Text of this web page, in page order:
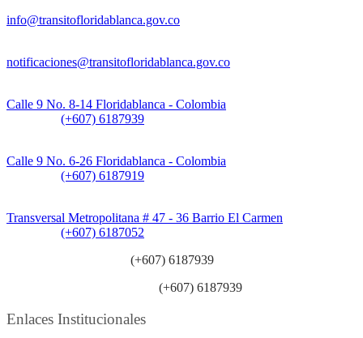
info@transitofloridablanca.gov.co
notificaciones@transitofloridablanca.gov.co
Calle 9 No. 8-14 Floridablanca - Colombia
(+607) 6187939
Calle 9 No. 6-26 Floridablanca - Colombia
(+607) 6187919
Transversal Metropolitana # 47 - 36 Barrio El Carmen
(+607) 6187052
(+607) 6187939
(+607) 6187939
Enlaces Institucionales